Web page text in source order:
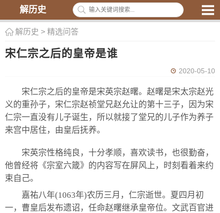
解历史
解历史 > 精选问答
宋仁宗之后的皇帝是谁
2020-05-10
宋仁宗之后的皇帝是宋英宗赵曙。赵曙是宋太宗赵光
义的重孙子，宋仁宗赵祯堂兄赵允让的第十三子，因为宋
仁宗一直没有儿子诞生，所以就接了堂兄的儿子作为养子
来宫中居住，由皇后抚养。
宋英宗性格纯良，十分孝顺，喜欢读书，也很勤奋，
他曾经将《宗室六箴》的内容写在屏风上，时刻看着来约
束自己。
嘉祐八年(1063年)农历三月，仁宗逝世。夏四月初
一，曹皇后发布遗诏，任命赵曙继承皇帝位。文武百官进